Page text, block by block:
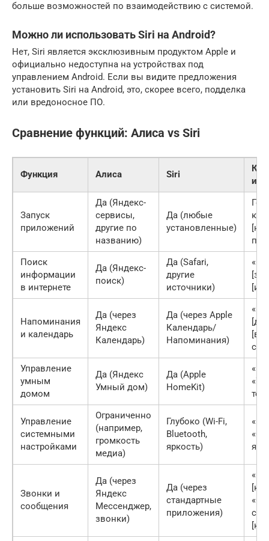
больше возможностей по взаимодействию с системой.
Можно ли использовать Siri на Android?
Нет, Siri является эксклюзивным продуктом Apple и
официально недоступна на устройствах под
управлением Android. Если вы видите предложения
установить Siri на Android, это, скорее всего, подделка
или вредоносное ПО.
Сравнение функций: Алиса vs Siri
Функция Алиса Siri
Запуск
приложений
Да (Яндекс-
сервисы,
другие по
названию)
Да (любые
установленные)
Поиск
информации
в интернете
Да (Яндекс-
поиск)
Да (Safari,
другие
источники)
Напоминания
и календарь
Да (через
Яндекс
Календарь)
Да (через Apple
Календарь/
Напоминания)
Управление
умным
домом
Да (Яндекс
Умный дом)
Да (Apple
HomeKit)
Управление
системными
настройками
Ограниченно
(например,
громкость
медиа)
Глубоко (Wi-Fi,
Bluetooth,
яркость)
Звонки и
сообщения
Да (через
Яндекс
Мессенджер,
звонки)
Да (через
стандартные
приложения)